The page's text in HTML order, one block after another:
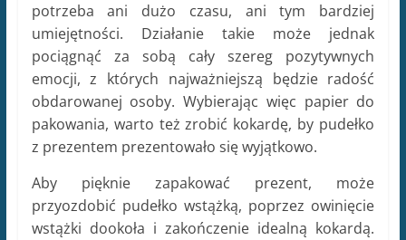
potrzeba ani dużo czasu, ani tym bardziej
umiejętności. Działanie takie może jednak
pociągnąć za sobą cały szereg pozytywnych
emocji, z których najważniejszą będzie radość
obdarowanej osoby. Wybierając więc papier do
pakowania, warto też zrobić kokardę, by pudełko
z prezentem prezentowało się wyjątkowo.
Aby pięknie zapakować prezent, może
przyozdobić pudełko wstążką, poprzez owinięcie
wstążki dookoła i zakończenie idealną kokardą.